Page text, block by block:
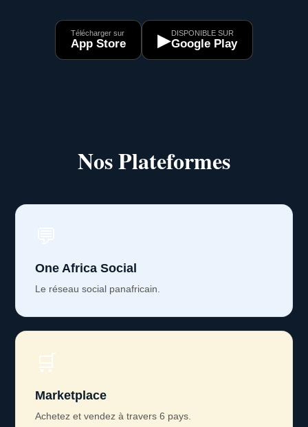
Télécharger sur
App Store ▶DISPONIBLE SUR
Google Play
Nos Plateformes
One Africa Social
Le réseau social panafricain.
🛒
Marketplace
Achetez et vendez à travers 6 pays.